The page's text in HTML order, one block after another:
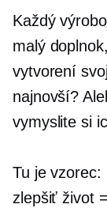
Každý
malý
vytvorení
najnovší?
vymyslite si
Tu je
zlepšiť život